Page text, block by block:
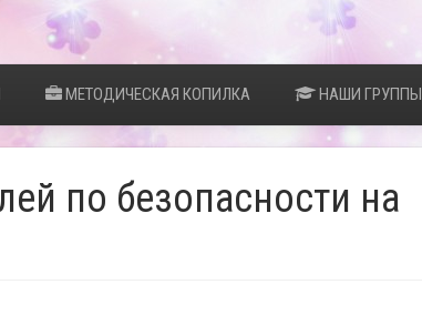
МЕТОДИЧЕСКАЯ КОПИЛКА НАШИ ГРУППЫ
по безопасности на